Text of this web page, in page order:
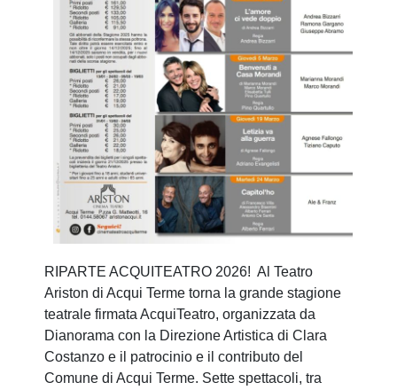
RIPARTE ACQUITEATRO 2026! Al Teatro
Ariston di Acqui Terme torna la grande stagione
teatrale firmata AcquiTeatro, organizzata da
Dianorama con la Direzione Artistica di Clara
Costanzo e il patrocinio e il contributo del
Comune di Acqui Terme. Sette spettacoli, tra